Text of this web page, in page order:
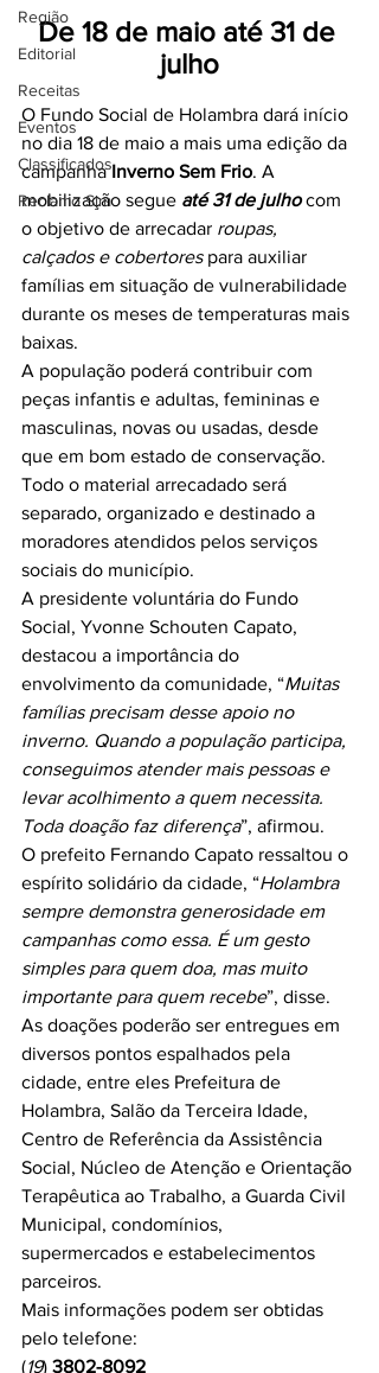
Região
Editorial
Receitas
Eventos
Classificados
Reclamo Sim
De 18 de maio até 31 de
julho
O Fundo Social de Holambra dará início
no dia 18 de maio a mais uma edição da
campanha Inverno Sem Frio. A
mobilização segue até 31 de julho com
o objetivo de arrecadar roupas,
calçados e cobertores para auxiliar
famílias em situação de vulnerabilidade
durante os meses de temperaturas mais
baixas.
A população poderá contribuir com
peças infantis e adultas, femininas e
masculinas, novas ou usadas, desde
que em bom estado de conservação.
Todo o material arrecadado será
separado, organizado e destinado a
moradores atendidos pelos serviços
sociais do município.
A presidente voluntária do Fundo
Social, Yvonne Schouten Capato,
destacou a importância do
envolvimento da comunidade, “Muitas
famílias precisam desse apoio no
inverno. Quando a população participa,
conseguimos atender mais pessoas e
levar acolhimento a quem necessita.
Toda doação faz diferença”, afirmou.
O prefeito Fernando Capato ressaltou o
espírito solidário da cidade, “Holambra
sempre demonstra generosidade em
campanhas como essa. É um gesto
simples para quem doa, mas muito
importante para quem recebe”, disse.
As doações poderão ser entregues em
diversos pontos espalhados pela
cidade, entre eles Prefeitura de
Holambra, Salão da Terceira Idade,
Centro de Referência da Assistência
Social, Núcleo de Atenção e Orientação
Terapêutica ao Trabalho, a Guarda Civil
Municipal, condomínios,
supermercados e estabelecimentos
parceiros.
Mais informações podem ser obtidas
pelo telefone:
(19) 3802-8092